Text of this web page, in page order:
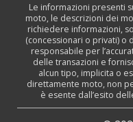
Le informazioni presenti
moto, le descrizioni dei
richiedere informazioni,
(concessionari o privati) o
responsabile per
delle transazioni e
alcun tipo, implicita o
direttamente moto, non
è esente dall’esito